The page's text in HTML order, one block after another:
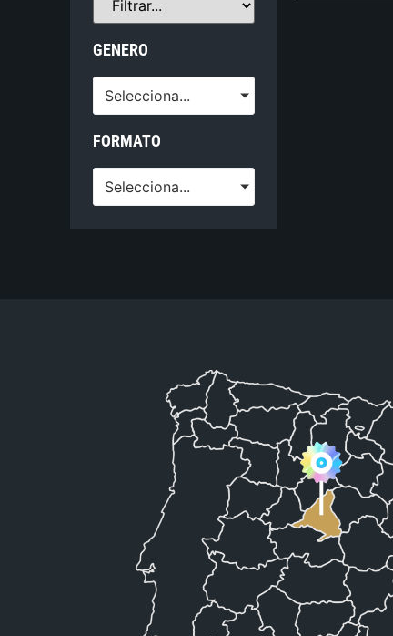
GENERO
Selecciona...
FORMATO
Selecciona...